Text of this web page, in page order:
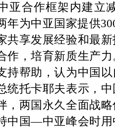
亚合作框架内建立
年为中亚国家提供
共享发展经验和最
作，培育新质生产
持帮助，认为中国
统托卡耶夫表示，
，两国永久全面战
中国—中亚峰会时